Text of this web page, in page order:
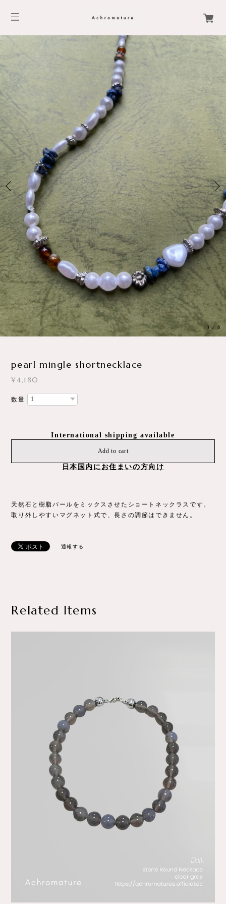
3 /8
pearl mingle shortnecklace
¥4,180
数量
International shipping available
Add to cart
日本国内にお住まいの方向け
天然石と樹脂パールをミックスさせたショートネックラスです。
取り外しやすいマグネット式で、長さの調節はできません。
通報する
Related Items